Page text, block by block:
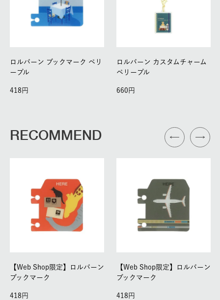
ロルバーン ブックマーク ペリ
ープル
418
ロルバーン カスタムチャーム
ペリープル
660
RECOMMEND
【Web Shop限定】ロルバーン
ブックマーク
418
【Web Shop限定】ロルバーン
ブックマーク
418